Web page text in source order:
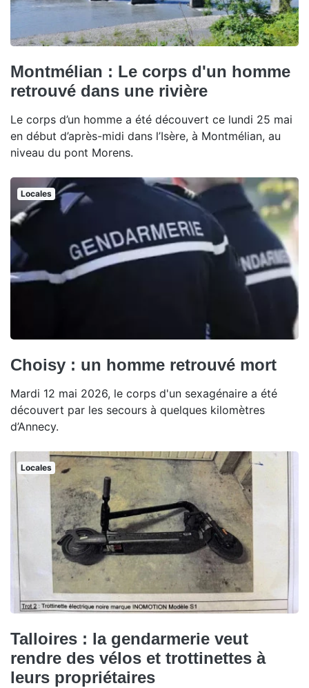
Montmélian : Le corps d'un homme
retrouvé dans une rivière
Le corps d’un homme a été découvert ce lundi 25 mai
en début d’après-midi dans l’Isère, à Montmélian, au
niveau du pont Morens.
Locales
Choisy : un homme retrouvé mort
Mardi 12 mai 2026, le corps d'un sexagénaire a été
découvert par les secours à quelques kilomètres
d’Annecy.
Locales
Talloires : la gendarmerie veut
rendre des vélos et trottinettes à
leurs propriétaires